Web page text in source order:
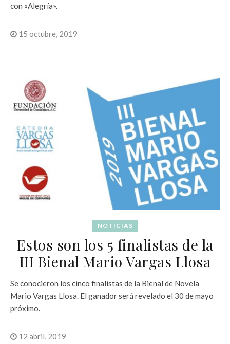
con «Alegría».
15 octubre, 2019
NOTICIAS
Estos son los 5 finalistas de la
III Bienal Mario Vargas Llosa
Se conocieron los cinco finalistas de la Bienal de Novela
Mario Vargas Llosa. El ganador será revelado el 30 de mayo
próximo.
12 abril, 2019